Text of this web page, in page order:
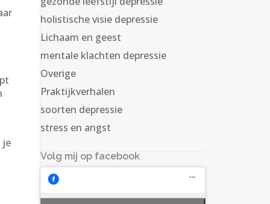
je
holistische visie depressie
Lichaam en geest
mentale klachten depressie
Overige
Praktijkverhalen
soorten depressie
stress en angst
Volg mij op facebook